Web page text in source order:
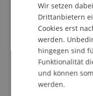
"Neuausrichtung
Finanzplatz
Roadmap 2015"
möchten wir Ihr
Weiterentwicklung
wecken.
Wir setzen
Drittanbietern
Cookies erst
werden.
hingegen sind
Funktionalität
und können
werden.